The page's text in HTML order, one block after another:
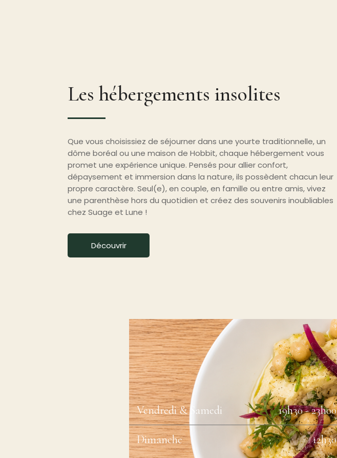
Les hébergements insolites
Que vous choisissiez de séjourner dans une yourte traditionnelle, un
dôme boréal ou une maison de Hobbit, chaque hébergement vous
promet une expérience unique. Pensés pour allier confort,
dépaysement et immersion dans la nature, ils possèdent chacun leur
propre caractère. Seul(e), en couple, en famille ou entre amis, vivez
une parenthèse hors du quotidien et créez des souvenirs inoubliables
chez Suage et Lune !
Découvrir
Vendredi & Samedi 19h30 - 23h00
Dimanche 12h30